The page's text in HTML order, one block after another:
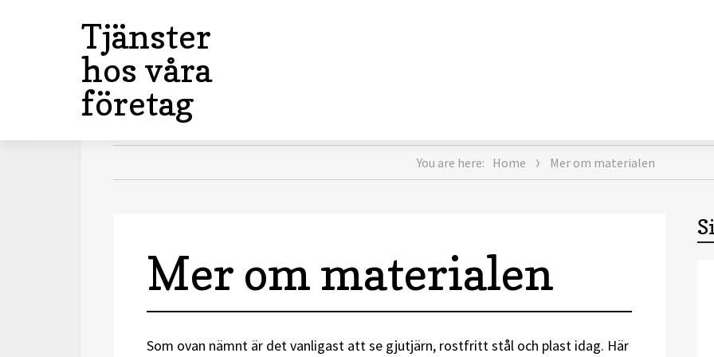
Tjänster
hos våra
företag
You are here: Home Mer om materialen
Mer om materialen
Som ovan nämnt är det vanligast att se gjutjärn, rostfritt stål och plast idag. Här